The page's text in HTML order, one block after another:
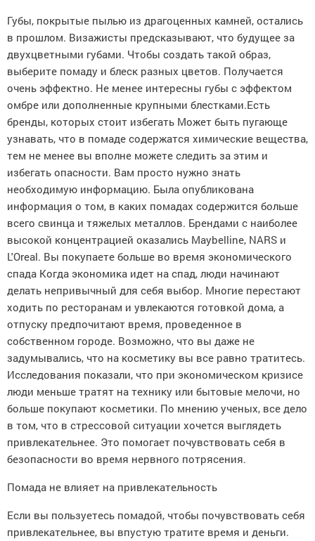
Губы, покрытые пылью из драгоценных камней, остались
в прошлом. Визажисты предсказывают, что будущее за
двухцветными губами. Чтобы создать такой образ,
выберите помаду и блеск разных цветов. Получается
очень эффектно. Не менее интересны губы с эффектом
омбре или дополненные крупными блестками.Есть
бренды, которых стоит избегать Может быть пугающе
узнавать, что в помаде содержатся химические вещества,
тем не менее вы вполне можете следить за этим и
избегать опасности. Вам просто нужно знать
необходимую информацию. Была опубликована
информация о том, в каких помадах содержится больше
всего свинца и тяжелых металлов. Брендами с наиболее
высокой концентрацией оказались Maybelline, NARS и
L'Oreal. Вы покупаете больше во время экономического
спада Когда экономика идет на спад, люди начинают
делать непривычный для себя выбор. Многие перестают
ходить по ресторанам и увлекаются готовкой дома, а
отпуску предпочитают время, проведенное в
собственном городе. Возможно, что вы даже не
задумывались, что на косметику вы все равно тратитесь.
Исследования показали, что при экономическом кризисе
люди меньше тратят на технику или бытовые мелочи, но
больше покупают косметики. По мнению ученых, все дело
в том, что в стрессовой ситуации хочется выглядеть
привлекательнее. Это помогает почувствовать себя в
безопасности во время нервного потрясения.
Помада не влияет на привлекательность
Если вы пользуетесь помадой, чтобы почувствовать себя
привлекательнее, вы впустую тратите время и деньги.